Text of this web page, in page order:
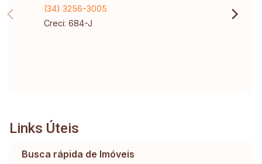
(34) 3256-3005
Creci: 684-J
Links Úteis
Busca rápida de Imóveis